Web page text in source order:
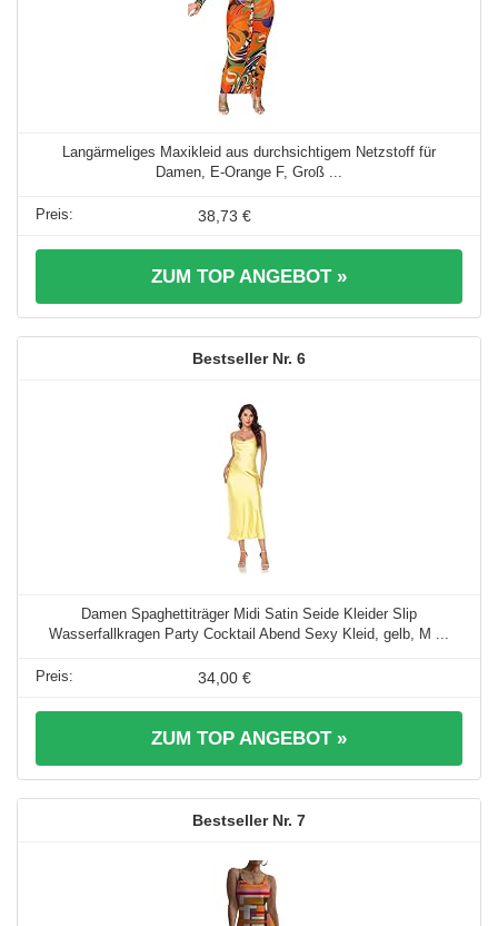
Langärmeliges Maxikleid aus durchsichtigem Netzstoff für
Damen, E-Orange F, Groß ...
38,73 €
ZUM TOP ANGEBOT »
6
Damen Spaghettiträger Midi Satin Seide Kleider Slip
Wasserfallkragen Party Cocktail Abend Sexy Kleid, gelb, M ...
34,00 €
ZUM TOP ANGEBOT »
7